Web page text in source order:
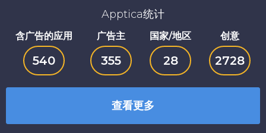
Apptica统计
含广告的应用
540
广告主
355
国家/地区
28
创意
2728
查看更多